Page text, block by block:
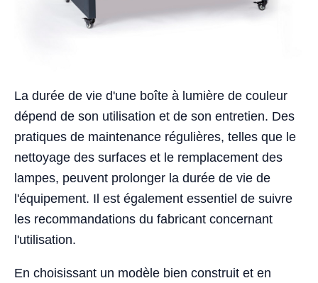
La durée de vie d'une boîte à lumière de couleur
dépend de son utilisation et de son entretien. Des
pratiques de maintenance régulières, telles que le
nettoyage des surfaces et le remplacement des
lampes, peuvent prolonger la durée de vie de
l'équipement. Il est également essentiel de suivre
les recommandations du fabricant concernant
l'utilisation.
En choisissant un modèle bien construit et en